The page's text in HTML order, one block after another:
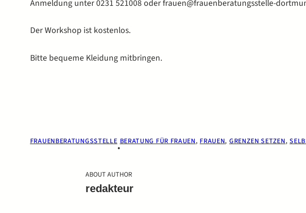
Anmeldung unter 0231 521008 oder frauen@frauenberatungsstelle-
Der Workshop ist kostenlos.
Bitte bequeme Kleidung mitbringen.
FRAUENBERATUNGSSTELLE
•
BERATUNG FÜR FRAUEN, FRAUEN, GRENZEN SETZEN,
ABOUT AUTHOR
redakteur